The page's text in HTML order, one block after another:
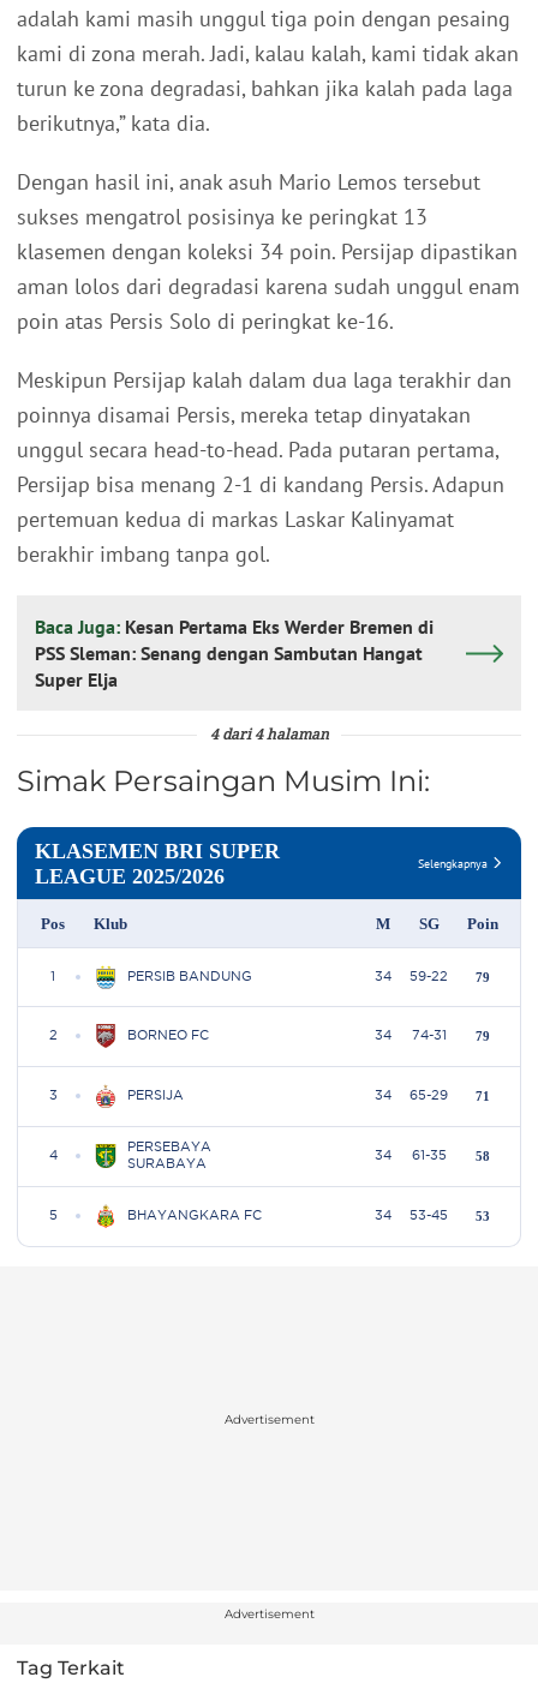
adalah kami masih unggul tiga poin dengan pesaing
kami di zona merah. Jadi, kalau kalah, kami tidak akan
turun ke zona degradasi, bahkan jika kalah pada laga
berikutnya,” kata dia.
Dengan hasil ini, anak asuh Mario Lemos tersebut
sukses mengatrol posisinya ke peringkat 13
klasemen dengan koleksi 34 poin. Persijap dipastikan
aman lolos dari degradasi karena sudah unggul enam
poin atas Persis Solo di peringkat ke-16.
Meskipun Persijap kalah dalam dua laga terakhir dan
poinnya disamai Persis, mereka tetap dinyatakan
unggul secara head-to-head. Pada putaran pertama,
Persijap bisa menang 2-1 di kandang Persis. Adapun
pertemuan kedua di markas Laskar Kalinyamat
berakhir imbang tanpa gol.
Baca Juga: Kesan Pertama Eks Werder Bremen di
PSS Sleman: Senang dengan Sambutan Hangat
Super Elja
4 dari 4 halaman
Simak Persaingan Musim Ini:
Advertisement
Advertisement
Tag Terkait